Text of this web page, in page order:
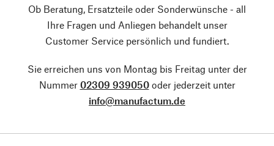
Ob Beratung, Ersatzteile oder Sonderwünsche - all
Ihre Fragen und Anliegen behandelt unser
Customer Service persönlich und fundiert.
Sie erreichen uns von Montag bis Freitag unter der
Nummer 02309 939050oder jederzeit unter
info@manufactum.de